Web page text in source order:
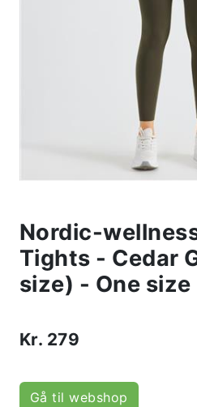
Nordic-
Tights - Cedar
size) - One size
Kr. 279
Gå til webshop